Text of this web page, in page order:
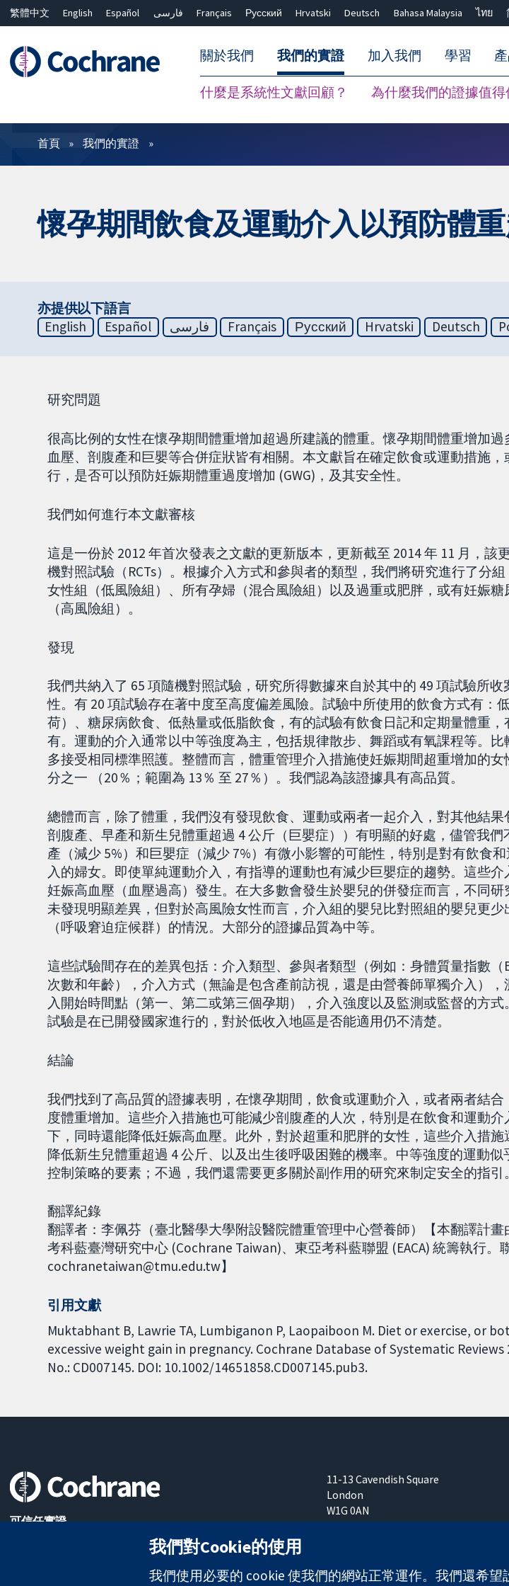
繁體中文 English Español فارسی Français Русский Hrvatski Deutsch Bahasa Malaysia ไทย
關於我們 我們的實證
什麼是系統性文獻回顧？ 為什麼我們的證據值得
加入我們 學習
篩選條件
首頁 我們的實證
懷孕期間飲食及運動介入以預防體
亦提供以下語言
English
Español فارسی Français Русский Hrvatski Deutsch
研究問題
很高比例的女性在懷孕期間體重增加超過所建議的體重。懷孕期間體重增加過
血壓、剖腹產和巨嬰等合併症狀皆有相關。本文獻旨在確定飲食或運動措施，
行，是否可以預防妊娠期體重過度增加 (GWG)，及其安全性。
我們如何進行本文獻審核
這是一份於 2012 年首次發表之文獻的更新版本，更新截至 2014 年 11 月，該
機對照試驗（RCTs）。根據介入方式和參與者的類型，我們將研究進行了分
女性組（低風險組）、所有孕婦（混合風險組）以及過重或肥胖，或有妊娠糖
（高風險組）。
發現
我們共納入了 65 項隨機對照試驗，研究所得數據來自於其中的 49 項試驗所收
性。有 20 項試驗存在著中度至高度偏差風險。試驗中所使用的飲食方式有：
荷）、糖尿病飲食、低熱量或低脂飲食，有的試驗有飲食日記和定期量體重，
有。運動的介入通常以中等強度為主，包括規律散步、舞蹈或有氧課程等。比
多接受相同標準照護。整體而言，體重管理介入措施使妊娠期間超重增加的女
分之一 （20％；範圍為 13％ 至 27％）。我們認為該證據具有高品質。
總體而言，除了體重，我們沒有發現飲食、運動或兩者一起介入，對其他結果
剖腹產、早產和新生兒體重超過 4 公斤（巨嬰症））有明顯的好處，儘管我們
產（減少 5%）和巨嬰症（減少 7%）有微小影響的可能性，特別是對有飲食
入的婦女。即使單純運動介入，有指導的運動也有減少巨嬰症的趨勢。這些
妊娠高血壓（血壓過高）發生。在大多數會發生於嬰兒的併發症而言，不同研
未發現明顯差異，但對於高風險女性而言，介入組的嬰兒比對照組的嬰兒更少
（呼吸窘迫症候群）的情況。大部分的證據品質為中等。
這些試驗間存在的差異包括：介入類型、參與者類型（例如：身體質量指數（
次數和年齡），介入方式（無論是包含產前訪視，還是由營養師單獨介入），
入開始時間點（第一、第二或第三個孕期），介入強度以及監測或監督的方式
試驗是在已開發國家進行的，對於低收入地區是否能適用仍不清楚。
結論
我們找到了高品質的證據表明，在懷孕期間，飲食或運動介入，或者兩者結合
度體重增加。這些介入措施也可能減少剖腹產的人次，特別是在飲食和運動介
下，同時還能降低妊娠高血壓。此外，對於超重和肥胖的女性，這些介入措施
降低新生兒體重超過 4 公斤、以及出生後呼吸困難的機率。中等強度的運動似
控制策略的要素；不過，我們還需要更多關於副作用的研究來制定安全的指引。
翻譯紀錄
翻譯者：李佩芬（臺北醫學大學附設醫院體重管理中心營養師）【本翻譯計畫
考科藍臺灣研究中心 (Cochrane Taiwan)、東亞考科藍聯盟 (EACA) 統籌執行。
cochranetaiwan@tmu.edu.tw】
引用文獻
Muktabhant B, Lawrie TA, Lumbiganon P, Laopaiboon M. Diet or exercise, or
excessive weight gain in pregnancy. Cochrane Database of Systematic Reviews
No.: CD007145. DOI: 10.1002/14651858.CD007145.pub3.
可信任實證
11-13 Cavendish Square
London
W1G 0AN
United Kingdom
我們對Cookie的使用
我們使用必要的 cookie 使我們的網站正常運作。我們還希